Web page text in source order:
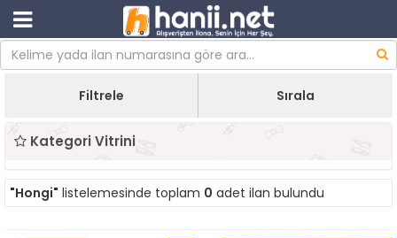
Filtrele Sırala
Kategori Vitrini
"Hongi" listelemesinde toplam 0 adet ilan bulundu